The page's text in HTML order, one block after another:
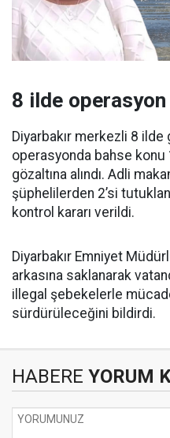
8 ilde operasyon
Diyarbakır merkezli 8
operasyonda bahse konu
gözaltına alındı. Adli
şüphelilerden 2’si
kontrol kararı verildi.
Diyarbakır Emniyet
arkasına saklanarak
illegal şebekelerle
sürdürüleceğini bildirdi.
HABERE YORUM